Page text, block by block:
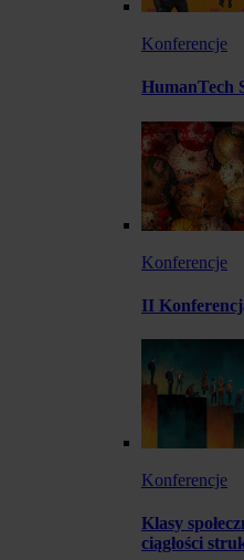
Konferencje
HumanTech
Konferencje
II
Konferencje
Klasy
ciągłości